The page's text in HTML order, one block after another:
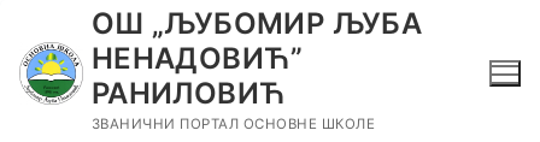
садржаја
ОШ „ЉУБОМИР ЉУБА
НЕНАДОВИЋ”
РАНИЛОВИЋ
ЗВАНИЧНИ ПОРТАЛ ОСНОВНЕ ШКОЛЕ